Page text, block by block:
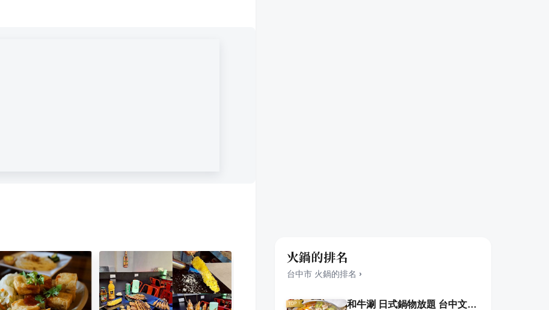
火鍋的排名
台中市 火鍋的排名 ›
和牛涮 日式鍋物放題 台中文心崇德店